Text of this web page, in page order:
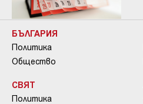
БЪЛГАРИЯ
Политика
Общество
СВЯТ
Политика